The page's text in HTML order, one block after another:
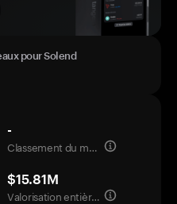
pour Solend
-
Classement du marché
$15.81M
Valorisation entièrement diluée